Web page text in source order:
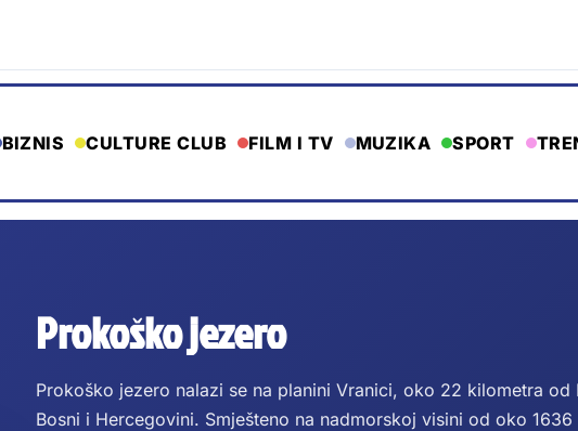
BIZNIS CULTURE CLUB FILM I TV MUZIKA SPORT
Prokoško jezero
Prokoško jezero nalazi se na planini Vranici, oko 22 kilometra od
Bosni i Hercegovini. Smješteno na nadmorskoj visini od oko